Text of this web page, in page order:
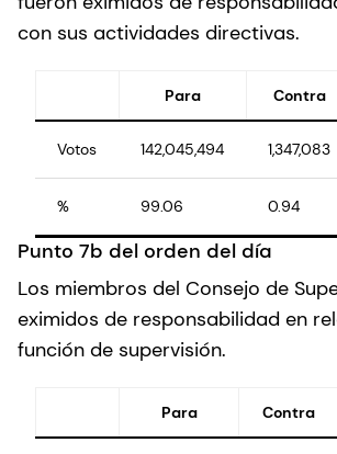
con sus actividades directivas.
Para Contra
Votos 142,045,494 1,347,083
% 99.06 0.94
Punto 7b del orden del día
Los miembros del Consejo de
eximidos de responsabilidad en
función de supervisión.
Para Contra